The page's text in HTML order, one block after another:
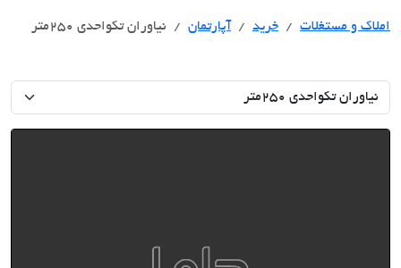
املاک و مستغلات خرید خرید
آپارتمان نیاوران تکواحدی 250متر